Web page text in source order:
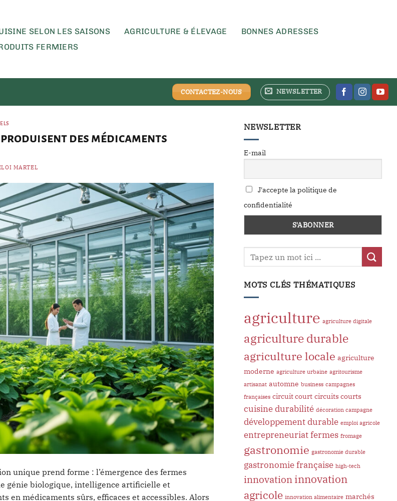
SELON LES SAISONS AGRICULTURE & ÉLEVAGE
BONNES ADRESSES
FERMIERS
CONTACTEZ-NOUS NEWSLETTER
des médicaments
MARTEL
unique prend forme : l’émergence des fermes
génie biologique, intelligence artificielle et
en médicaments sûrs, efficaces et accessibles. Alors
NEWSLETTER
E-mail
J'accepte la politique de
confidentialité
MOTS CLÉS THÉMATIQUES
agriculture agriculture digitale
agriculture durable
agriculture locale agriculture
moderne agriculture urbaine agritourisme
artisanat automne business campagnes
françaises circuit court circuits courts
cuisinedurabilité décoration campagne
développement durable emploi agricole
entrepreneuriatfermes fromage
gastronomie gastronomie durable
gastronomie française high-tech
innovation innovation
agricole innovation alimentaire marchés